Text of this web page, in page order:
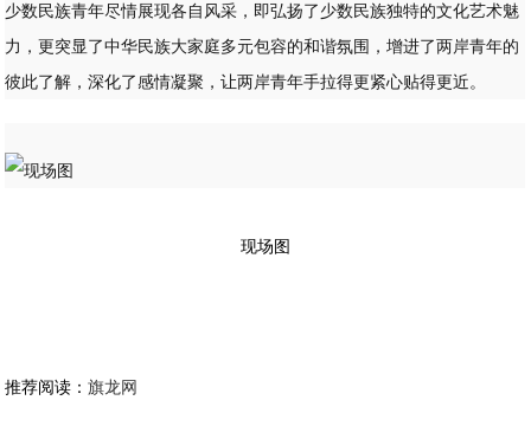
少数民族青年尽情展现各自风采，即弘扬了少数民族独特的文化艺术魅
力，更突显了中华民族大家庭多元包容的和谐氛围，增进了两岸青年的
彼此了解，深化了感情凝聚，让两岸青年手拉得更紧心贴得更近。
现场图
推荐阅读：旗龙网